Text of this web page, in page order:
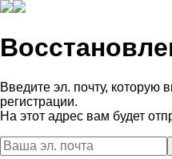
Введите эл. почту, которую
регистрации.
На этот адрес вам будет